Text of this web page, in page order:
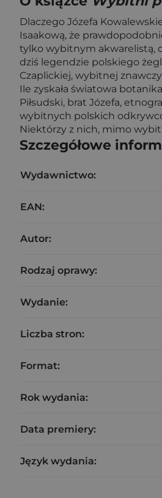
Dlaczego Józefa
Isaakową, że
tylko wybitnym akwarelistą,
dziś legendzie polskiego
Czaplickiej, wybitnej
Ile zyskała światowa
Piłsudski, brat Józefa,
wybitnych polskich
Niektórzy z nich, mimo
Szczegółowe
Wydawnictwo:
EAN:
Autor:
Rodzaj oprawy:
Wydanie:
Liczba stron:
Format:
Rok wydania:
Data premiery:
Język wydania: